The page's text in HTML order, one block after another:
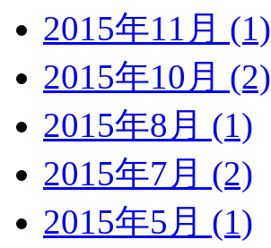
2015年11月 (1)
2015年10月 (2)
2015年8月 (1)
2015年7月 (2)
2015年5月 (1)